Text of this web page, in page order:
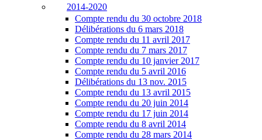
2014-2020
Compte rendu du 30 octobre 2018
Délibérations du 6 mars 2018
Compte rendu du 11 avril 2017
Compte rendu du 7 mars 2017
Compte rendu du 10 janvier 2017
Compte rendu du 5 avril 2016
Délibérations du 13 nov. 2015
Compte rendu du 13 avril 2015
Compte rendu du 20 juin 2014
Compte rendu du 17 juin 2014
Compte rendu du 8 avril 2014
Compte rendu du 28 mars 2014